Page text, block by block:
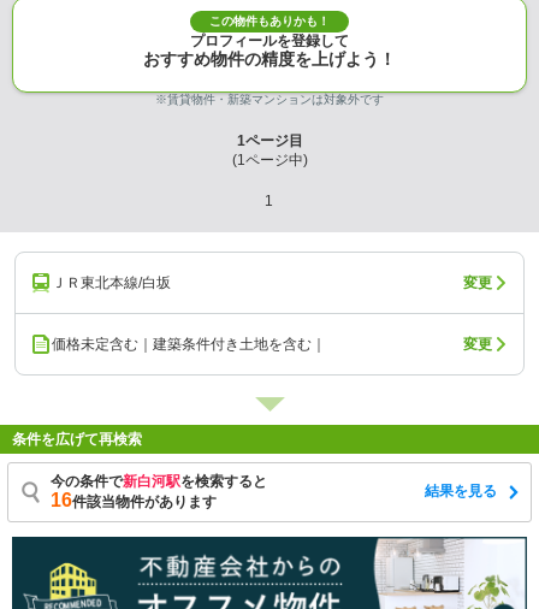
この物件もありかも！
プロフィールを登録して
おすすめ物件の精度を上げよう！
※賃貸物件・新築マンションは対象外です
1ページ目
(1ページ中)
1
ＪＲ東北本線/白坂 変更
価格未定含む｜建築条件付き土地を含む｜ 変更
条件を広げて再検索
今の条件で新白河駅を検索すると
16件該当物件があります
結果を見る